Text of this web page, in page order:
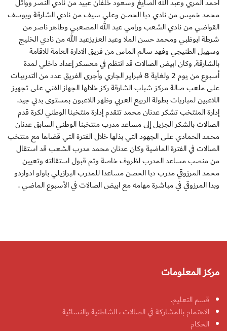
محمد خميس من نادي دبا الحصن وعلي سيف من نادي الشارقة ويوسف
القواضي من نادي الشعب ورامي عبد الله المصعبي وطاهر ناصر من
شرطة ابوظبي ومحمد حسن الملا وعبد العزيزعبد الله من نادي الخليج
وسهيل الطنيجي وفهد سالم الماس من فريق الادارة العامة للاقامة
بالشارقة, وكان ابيض الصالات قد انتظم في معسكر إعداد داخلي لمدة
أسبوع من يوم 2 ولغاية 8 فبراير الجاري وأجرى الفريق عدد من التدريبات
على ملعب صالة مركز شباب الشارقة ركز خلالها الجهاز الفني على تجهيز
اللاعبين لمباريات بطولة الربيع العربي وظهر اللاعبون بمستوى بدني جيد.
إدارة المنتخب تشكر عدنان محمد تتقدم إدارة منتخبنا الوطني لكرة قدم
الصالات بالشكر الجزيل إلى مساعد مدرب منتخبنا الوطني السابق عدنان
محمد الحمادي على الجهود التي بذلها خلال الفترة التي قضاها مع منتخب
الصالات في الفترة الماضية وكان عدنان محمد مدرب الشعب قد استقال
من منصب مساعد المدرب لظروف خاصة وتم قبول استقالته وتعيين
محمد المرزوقي مدرب دبا الحصن مساعدا للمدرب البرازيلي باولو ادواردو
وبدا المرزوقي في مباشرة مهامه مع ابيض الصالات في الأسبوع الماضي .
مركز المعلومات
قسم التعليم.
الاهتمام بالمشاركة في الصالات ، الشاطئية والنسائية
الحكام